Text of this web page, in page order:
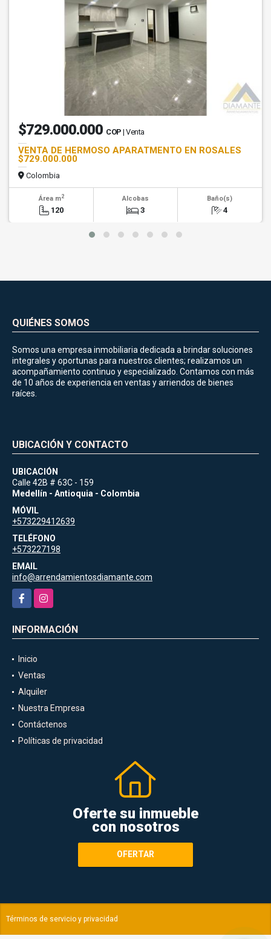
$729.000.000 COP | Venta
VENTA DE HERMOSO APARATMENTO EN ROSALES
$729.000.000
Colombia
Área m2
120
Alcobas
3
Baño(s)
4
QUIÉNES SOMOS
Somos una empresa inmobiliaria dedicada a brindar soluciones
integrales y oportunas para nuestros clientes; realizamos un
acompañamiento continuo y especializado. Contamos con más
de 10 años de experiencia en ventas y arriendos de bienes
raíces.
UBICACIÓN Y CONTACTO
UBICACIÓN
Calle 42B # 63C - 159
Medellín - Antioquia - Colombia
MÓVIL
+573229412639
TELÉFONO
+573227198
EMAIL
info@arrendamientosdiamante.com
FacebookInstagram
INFORMACIÓN
Inicio
Ventas
Alquiler
Nuestra Empresa
Contáctenos
Políticas de privacidad
Oferte su inmueble
con nosotros
OFERTAR
Términos de servicio y privacidad